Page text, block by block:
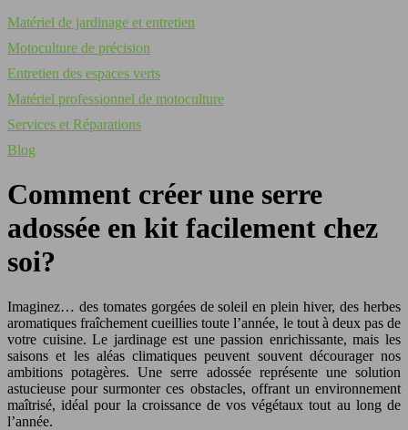
Matériel de jardinage et entretien
Motoculture de précision
Entretien des espaces verts
Matériel professionnel de motoculture
Services et Réparations
Blog
Comment créer une serre
adossée en kit facilement chez
soi?
Imaginez… des tomates gorgées de soleil en plein hiver, des herbes
aromatiques fraîchement cueillies toute l’année, le tout à deux pas de
votre cuisine. Le jardinage est une passion enrichissante, mais les
saisons et les aléas climatiques peuvent souvent décourager nos
ambitions potagères. Une serre adossée représente une solution
astucieuse pour surmonter ces obstacles, offrant un environnement
maîtrisé, idéal pour la croissance de vos végétaux tout au long de
l’année.